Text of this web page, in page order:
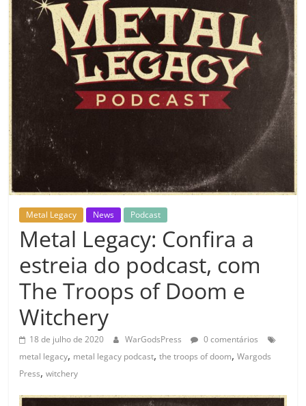
Metal Legacy News Podcast
Metal Legacy: Confira a
estreia do podcast, com
The Troops of Doom e
Witchery
18 de julho de 2020 WarGodsPress
0 comentários
metal legacy, metal legacy podcast,the troops of doom,Wargods
Press,witchery